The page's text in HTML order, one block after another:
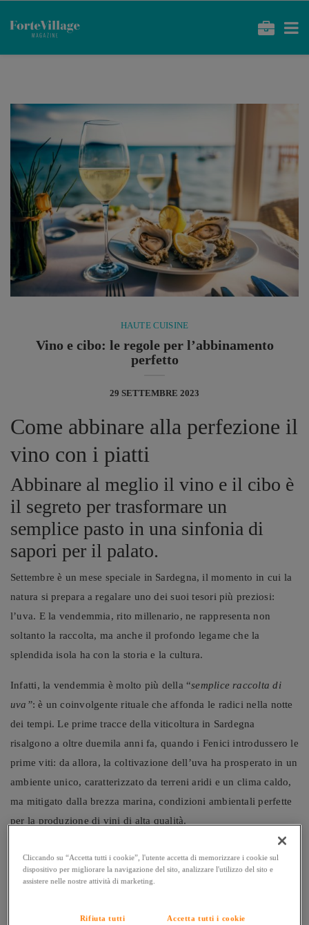
HAUTE CUISINE
Vino e cibo: le regole per l’abbinamento
perfetto
29 SETTEMBRE 2023
Come abbinare alla perfezione il
vino con i piatti
Abbinare al meglio il vino e il cibo è
il segreto per trasformare un
semplice pasto in una sinfonia di
sapori per il palato.
Settembre è un mese speciale in Sardegna, il momento in cui la
natura si prepara a regalare uno dei suoi tesori più preziosi:
l’uva. E la vendemmia, rito millenario, ne rappresenta non
soltanto la raccolta, ma anche il profondo legame che la
splendida isola ha con la storia e la cultura.
Infatti, la vendemmia è molto più della “semplice raccolta di
uva”: è un coinvolgente rituale che affonda le radici nella notte
dei tempi. Le prime tracce della viticoltura in Sardegna
risalgono a oltre duemila anni fa, quando i Fenici introdussero le
prime viti: da allora, la coltivazione dell’uva ha prosperato in un
ambiente unico, caratterizzato da terreni aridi e un clima caldo,
ma mitigato dalla brezza marina, condizioni ambientali perfette
per la produzione di vini di alta qualità.
l’inizio di settembre e può durare fino a ottobre, a seconda della
Si tratta di un periodo frenetico, ma anche magico: le viti
Cliccando su “Accetta tutti i cookie”, l'utente accetta di memorizzare i cookie sul
dispositivo per migliorare la navigazione del sito, analizzare l'utilizzo del sito e
assistere nelle nostre attività di marketing.
Rifiuta tutti Accetta tutti i cookie